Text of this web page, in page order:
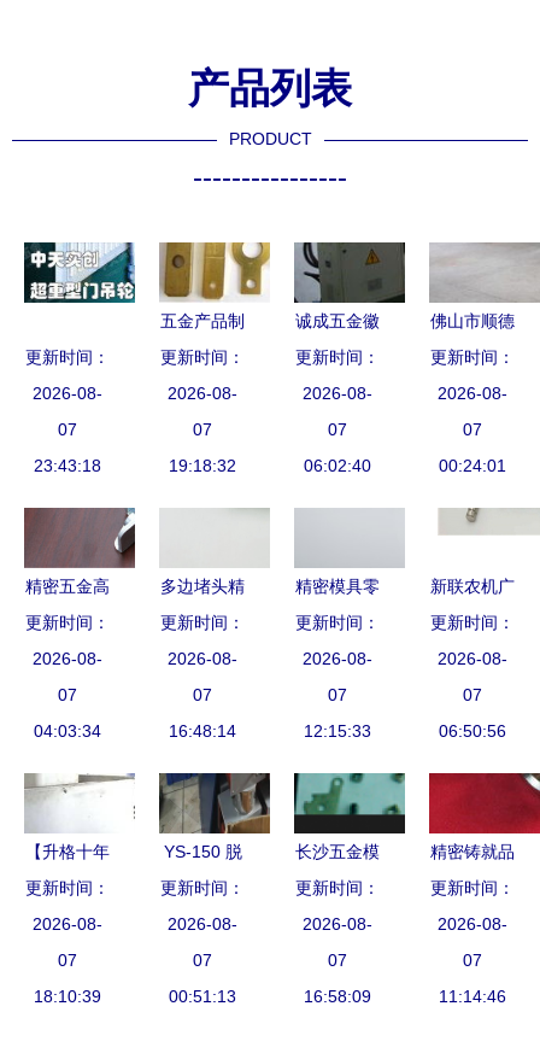
产品列表
PRODUCT
----------------
更新时间：
2026-08-
07
23:43:18
五金产品制
造的工艺与
质量控制探
析
更新时间：
2026-08-
07
19:18:32
诚成五金徽
章工艺制造
厂
更新时间：
2026-08-
07
06:02:40
佛山市顺德
翔顺五金塑
料制品厂
更新时间：
2026-08-
07
00:24:01
精密五金高
速连续冲压
件 电子电
器五金件的
首选解决方
更新时间：
2026-08-
07
04:03:34
多边堵头精
密加工
CNC车铣一
体复合技术
在五金制造
用
更新时间：
2026-08-
07
16:48:14
精密模具零
件与五金产
品批发的市
场趋势与发
展策略
更新时间：
2026-08-
07
12:15:33
新联农机广
州数控零件
加工报价解
析 五金配
件的精准定
更新时间：
2026-08-
07
06:50:56
【升格十年
勇作为 感
恩奋进谱新
篇】“点铁
成金”,高品
更新时间：
2026-08-
07
18:10:39
YS-150 脱
水小样机
五金市场的
高效力作与
批发优势
更新时间：
2026-08-
07
00:51:13
长沙五金模
具批发新选
择 岳阳五
金厂与云腾
模具品质解
更新时间：
2026-08-
07
16:58:09
精密铸就品
质，专业制
造未来——
深圳市智同
精密五金制
更新时间：
2026-08-
07
11:14:46